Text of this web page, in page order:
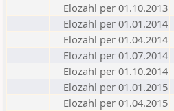
Elozahl per 01.10.2013
Elozahl per 01.01.2014
Elozahl per 01.04.2014
Elozahl per 01.07.2014
Elozahl per 01.10.2014
Elozahl per 01.01.2015
Elozahl per 01.04.2015